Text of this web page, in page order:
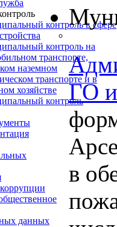
контроль в сфере
контроль на
транспорте,
наземном
транспорте и в
хозяйстве
контроль
данных
ГО
в